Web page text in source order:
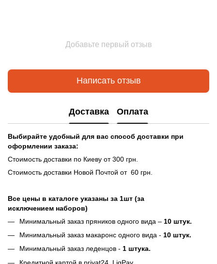
Добавьте первый отзыв
Написать отзыв
Доставка Оплата
Выбирайте удобный для вас способ доставки при
оформлении заказа:
Стоимость доставки по Киеву от 300 грн.
Стоимость доставки Новой Почтой от 60 грн.
Все цены в каталоге указаны за 1шт (за
исключением наборов)
Минимальный заказ пряников одного вида – 10 штук.
Минимальный заказ макаронс одного вида - 10 штук.
Минимальный заказ леденцов - 1 штука.
Кредитной картой в privat24, LiqPay.